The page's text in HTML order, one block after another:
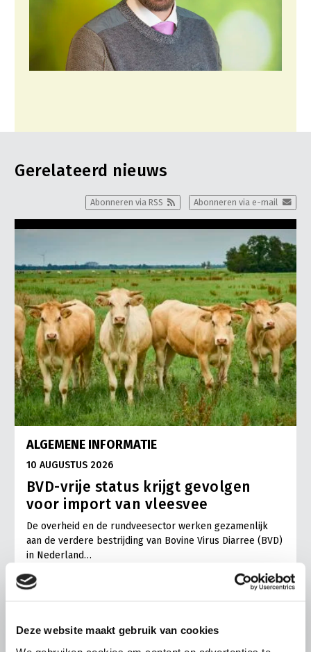
Deze website maakt gebruik van cookies
Gerelateerd nieuws
Abonneren via e-mail
Abonneren via RSS
ALGEMENE INFORMATIE
10 AUGUSTUS 2026
BVD-vrije status krijgt gevolgen
voor import van vleesvee
De overheid en de rundveesector werken gezamenlijk
aan de verdere bestrijding van Bovine Virus Diarree (BVD)
in Nederland…
Lees meer